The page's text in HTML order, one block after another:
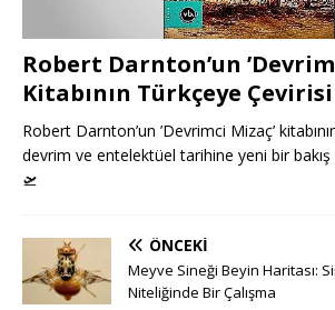
Robert Darnton’un
Kitabının Türkçeye Çevirisi
Robert Darnton’un ’Devrimci Mizaç’
devrim ve entelektüel tarihine yeni bir bakış
🛫
ÖNCEKI
Meyve Sineği Beyin Haritası:
Niteliğinde Bir Çalışma